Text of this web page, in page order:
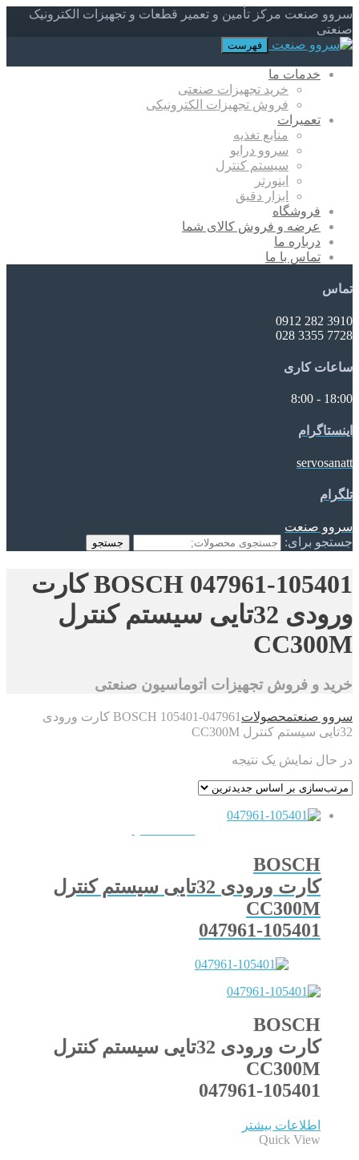
سروو صنعت مرکز تأمین و تعمیر قطعات و تجهیزات الکترونیک
صنعتی
فهرست
خدمات ما
خرید تجهیزات صنعتی
فروش تجهیزات الکترونیکی
تعمیرات
منابع تغذیه
سروو درایو
سیستم کنترل
اینورتر
ابزار دقیق
فروشگاه
عرضه و فروش کالای شما
درباره ما
تماس با ما
تماس
3910 282 0912
7728 3355 028
ساعات کاری
18:00 - 8:00
اینستاگرام
servosanatt
تلگرام
سروو صنعت
جستجو برای:
جستجو
047961-105401 BOSCH کارت
ورودی 32تایی سیستم کنترل
CC300M
خرید و فروش تجهیزات اتوماسیون صنعتی
سروو صنعتمحصولات
047961-105401 BOSCH کارت ورودی
32تایی سیستم کنترل CC300M
در حال نمایش یک نتیجه
BOSCH
کارت ورودی 32تایی سیستم کنترل
CC300M
047961-105401
BOSCH
کارت ورودی 32تایی سیستم کنترل
CC300M
047961-105401
اطلاعات بیشتر
Quick View